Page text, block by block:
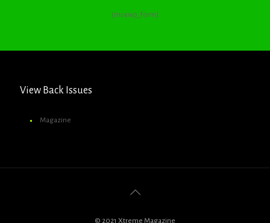
[mc4wp_form]
View Back Issues
Magazine
© 2021 Xtreme Magazine